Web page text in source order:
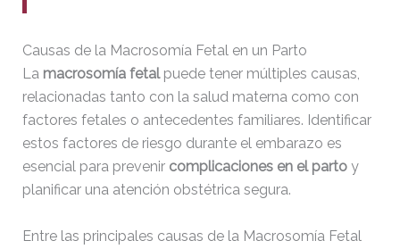
googleaa145d4b548e5264.html 53 B
2020-
10-13
index.php
3.14
Causas de la Macrosomía Fetal en un Parto
La macrosomía fetalpuede tener múltiples causas,
relacionadas tanto con la salud materna como con
factores fetales o antecedentes familiares. Identificar
estos factores de riesgo durante el embarazo es
esencial para prevenir complicaciones en el partoy
planificar una atención obstétrica segura.
Entre las principales causas de la Macrosomía Fetal